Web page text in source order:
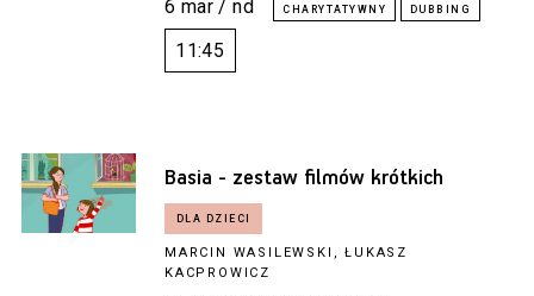
6 mar / nd
11:45
Basia - zestaw filmów krótkich
MARCIN WASILEWSKI, ŁUKASZ
KACPROWICZ